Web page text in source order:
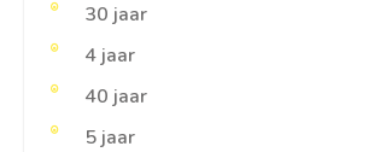
30 jaar
4 jaar
40 jaar
5 jaar